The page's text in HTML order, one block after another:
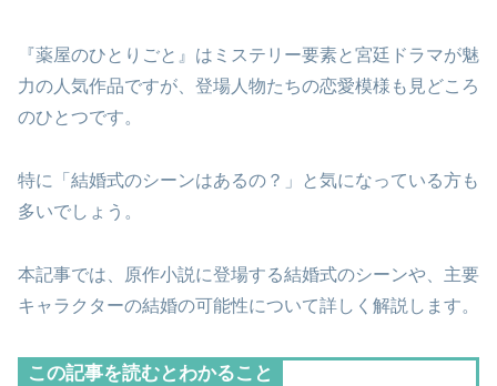
『薬屋のひとりごと』はミステリー要素と宮廷ドラマが魅
力の人気作品ですが、登場人物たちの恋愛模様も見どころ
のひとつです。
特に「結婚式のシーンはあるの？」と気になっている方も
多いでしょう。
本記事では、原作小説に登場する結婚式のシーンや、主要
キャラクターの結婚の可能性について詳しく解説します。
この記事を読むとわかること